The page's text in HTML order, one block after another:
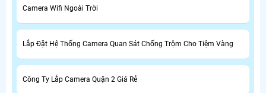
Camera Wifi Ngoài Trời
Lắp Đặt Hệ Thống Camera Quan Sát Chống Trộm Cho Tiệm Vàng
Công Ty Lắp Camera Quận 2 Giá Rẻ